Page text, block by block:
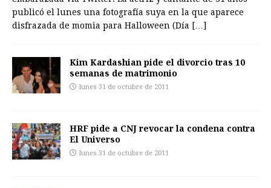
publicó el lunes una fotografía suya en la que aparece
disfrazada de momia para Halloween (Día […]
Kim Kardashian pide el divorcio tras 10
semanas de matrimonio
lunes 31 de octubre de 2011
HRF pide a CNJ revocar la condena contra
El Universo
lunes 31 de octubre de 2011